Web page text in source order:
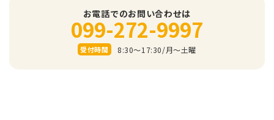
お電話でのお問い合わせは
099-272-9997
受付時間 8:30～17:30/⽉〜⼟曜